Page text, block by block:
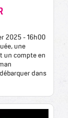
2025 - 16h00
une
un compte en
dans